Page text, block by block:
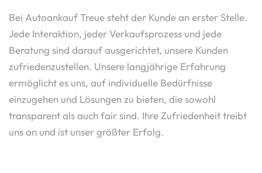
Bei Autoankauf Treue steht der Kunde an erster Stelle.
Jede Interaktion, jeder Verkaufsprozess und jede
Beratung sind darauf ausgerichtet, unsere Kunden
zufriedenzustellen. Unsere langjährige Erfahrung
ermöglicht es uns, auf individuelle Bedürfnisse
einzugehen und Lösungen zu bieten, die sowohl
transparent als auch fair sind. Ihre Zufriedenheit treibt
uns an und ist unser größter Erfolg.